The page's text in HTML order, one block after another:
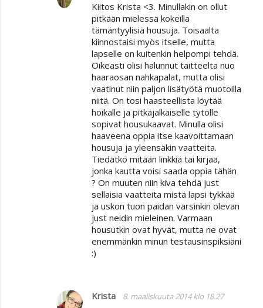
Kiitos Krista <3. Minullakin on ollut
pitkään mielessä kokeilla
tämäntyylisiä housuja. Toisaalta
kiinnostaisi myös itselle, mutta
lapselle on kuitenkin helpompi tehdä.
Oikeasti olisi halunnut taitteelta nuo
haaraosan nahkapalat, mutta olisi
vaatinut niin paljon lisätyötä muotoilla
niitä. On tosi haasteellista löytää
hoikalle ja pitkäjalkaiselle tytölle
sopivat housukaavat. Minulla olisi
haaveena oppia itse kaavoittamaan
housuja ja yleensäkin vaatteita.
Tiedätkö mitään linkkiä tai kirjaa,
jonka kautta voisi saada oppia tähän
? On muuten niin kiva tehdä just
sellaisia vaatteita mistä lapsi tykkää
ja uskon tuon paidan varsinkin olevan
just neidin mieleinen. Varmaan
housutkin ovat hyvät, mutta ne ovat
enemmänkin minun testausinspiksiäni
:)
Krista 8. maaliskuuta 2014 klo 18.27